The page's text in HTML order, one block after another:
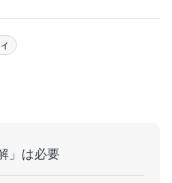
」は必要